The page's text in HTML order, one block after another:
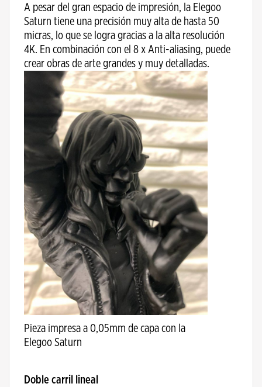
A pesar del gran espacio de impresión, la Elegoo
Saturn tiene una precisión muy alta de hasta 50
micras, lo que se logra gracias a la alta resolución
4K. En combinación con el 8 x Anti-aliasing, puede
crear obras de arte grandes y muy detalladas.
Pieza impresa a 0,05mm de capa con la
Elegoo Saturn
Doble carril lineal